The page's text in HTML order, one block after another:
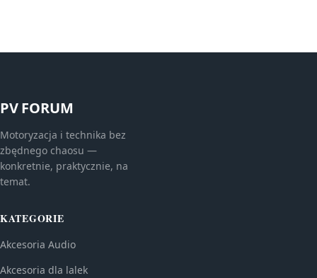
PV FORUM
Motoryzacja i technika bez
zbędnego chaosu —
konkretnie, praktycznie, na
temat.
KATEGORIE
Akcesoria Audio
Akcesoria dla lalek